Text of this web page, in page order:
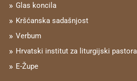
Glas koncila
Kršćanska sadašnjost
Verbum
Hrvatski institut za liturgijski pastoral
E-Župe